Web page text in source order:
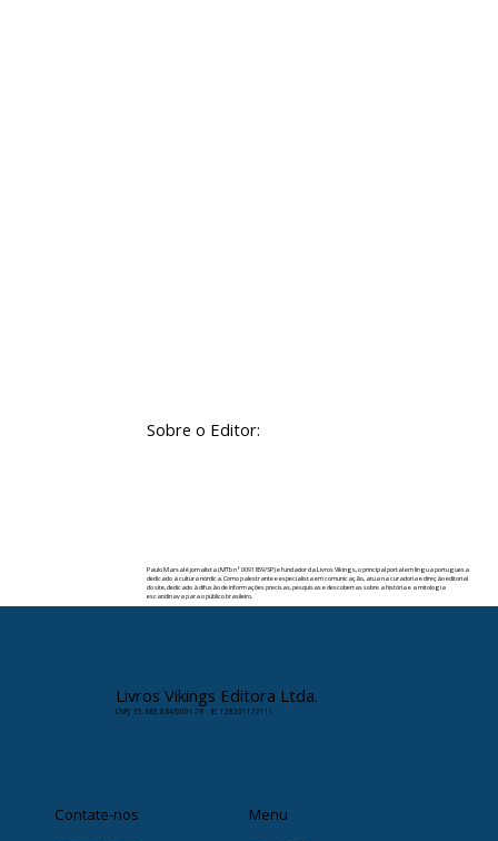
Sobre o Editor:
Paulo Marsal é jornalista (MTb nº 0091859/SP) e fundador da Livros Vikings, o principal portal em língua portuguesa
dedicado à cultura nórdica. Como palestrante e especialista em comunicação, atua na curadoria e direção editorial
do site, dedicado à difusão de informações precisas, pesquisas e descobertas sobre a história e a mitologia
escandinava para o público brasileiro.
Livros Vikings Editora Ltda.
CNPJ: 35.663.864/0001-78 · IE: 128201172111
Contate-nos Menu